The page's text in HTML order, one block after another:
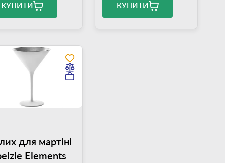
КУПИТИ КУПИТИ
для мартіні
Elements